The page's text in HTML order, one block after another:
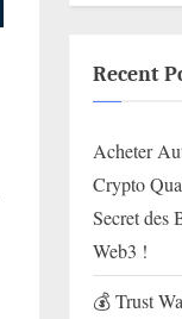
Recent
Acheter
Crypto
Secret des
Web3 !
💰 Trust